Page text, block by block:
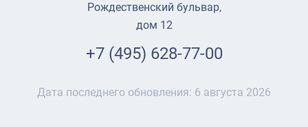
Рождественский бульвар,
дом 12
+7 (495) 628-77-00
Дата последнего обновления: 6 августа 2026